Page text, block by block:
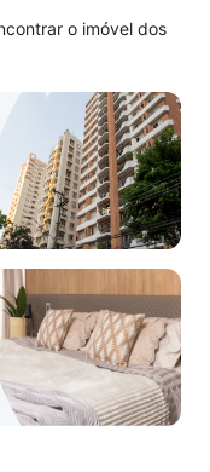
o imóvel dos